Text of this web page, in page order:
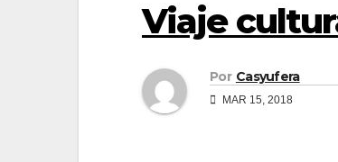
Viaje
Por Casyufera
MAR 15, 2018